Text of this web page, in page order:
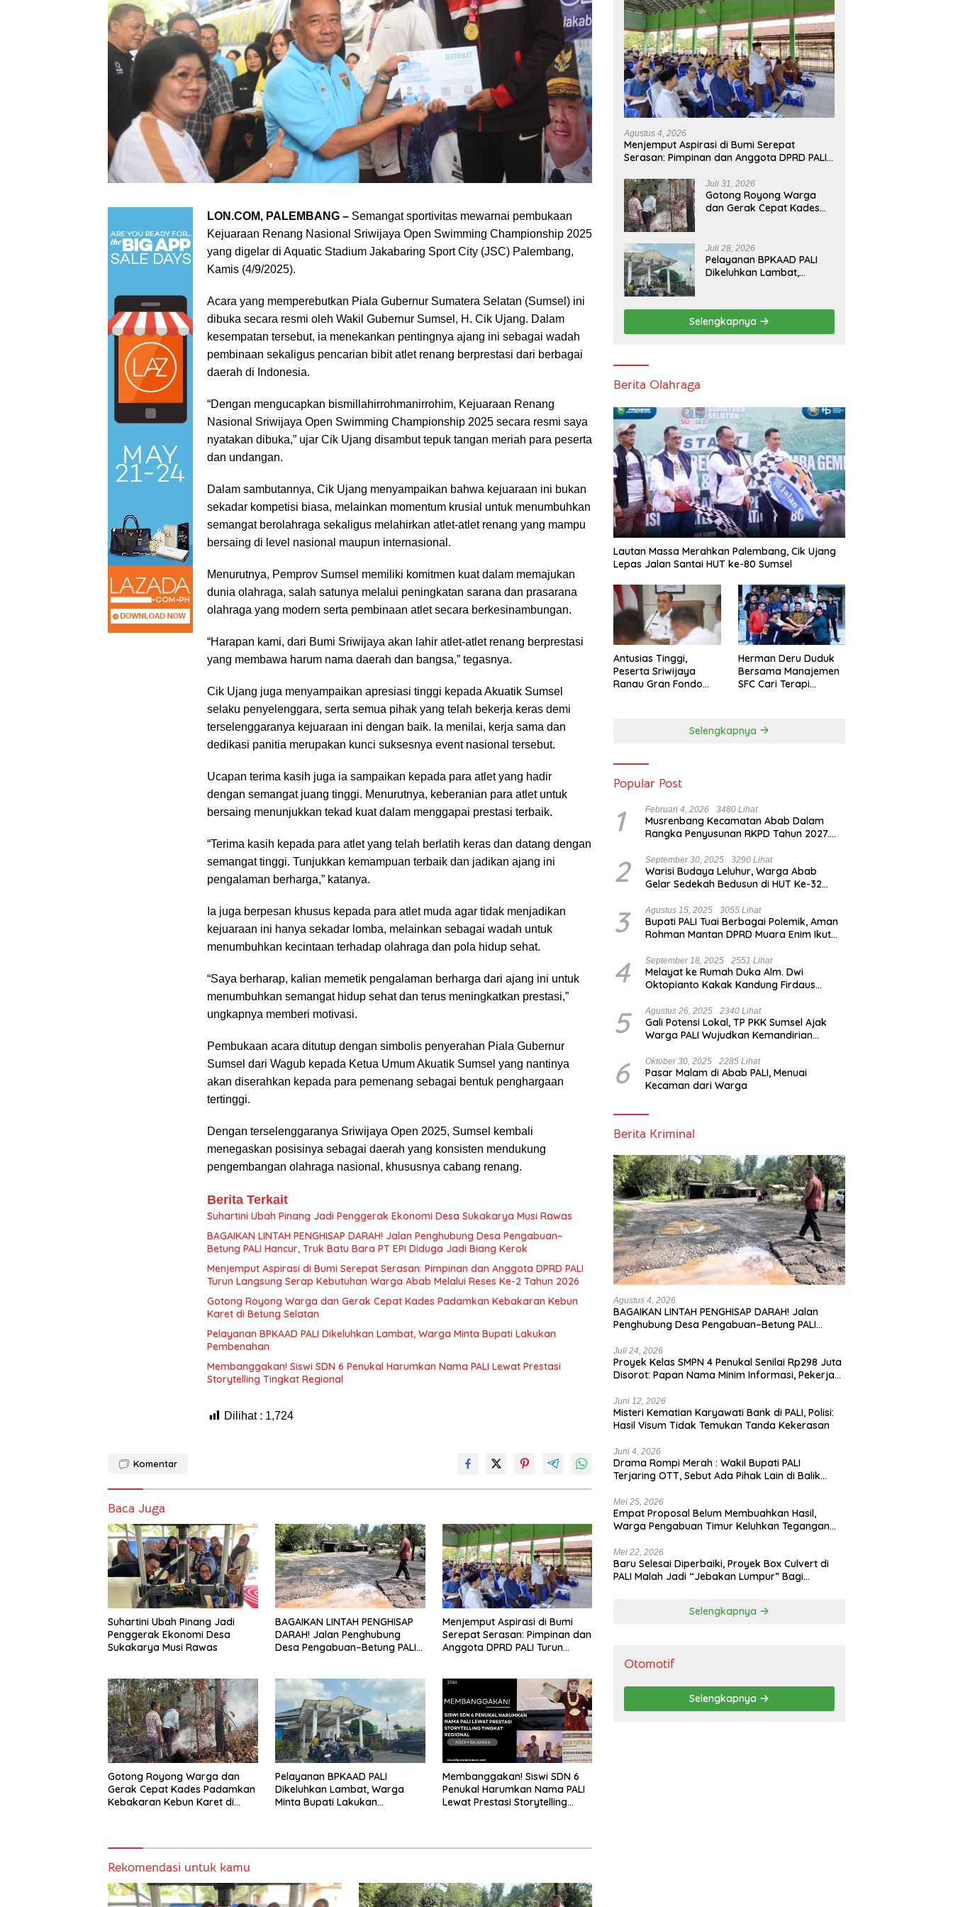
LON.COM, PALEMBANG – Semangat sportivitas mewarnai pembukaan
Kejuaraan Renang Nasional Sriwijaya Open Swimming Championship 2025
yang digelar di Aquatic Stadium Jakabaring Sport City (JSC) Palembang,
Kamis (4/9/2025).
Acara yang memperebutkan Piala Gubernur Sumatera Selatan (Sumsel) ini
dibuka secara resmi oleh Wakil Gubernur Sumsel, H. Cik Ujang. Dalam
kesempatan tersebut, ia menekankan pentingnya ajang ini sebagai wadah
pembinaan sekaligus pencarian bibit atlet renang berprestasi dari berbagai
daerah di Indonesia.
“Dengan mengucapkan bismillahirrohmanirrohim, Kejuaraan Renang
Nasional Sriwijaya Open Swimming Championship 2025 secara resmi saya
nyatakan dibuka,” ujar Cik Ujang disambut tepuk tangan meriah para peserta
dan undangan.
Dalam sambutannya, Cik Ujang menyampaikan bahwa kejuaraan ini bukan
sekadar kompetisi biasa, melainkan momentum krusial untuk menumbuhkan
semangat berolahraga sekaligus melahirkan atlet-atlet renang yang mampu
bersaing di level nasional maupun internasional.
Menurutnya, Pemprov Sumsel memiliki komitmen kuat dalam memajukan
dunia olahraga, salah satunya melalui peningkatan sarana dan prasarana
olahraga yang modern serta pembinaan atlet secara berkesinambungan.
“Harapan kami, dari Bumi Sriwijaya akan lahir atlet-atlet renang berprestasi
yang membawa harum nama daerah dan bangsa,” tegasnya.
Cik Ujang juga menyampaikan apresiasi tinggi kepada Akuatik Sumsel
selaku penyelenggara, serta semua pihak yang telah bekerja keras demi
terselenggaranya kejuaraan ini dengan baik. Ia menilai, kerja sama dan
dedikasi panitia merupakan kunci suksesnya event nasional tersebut.
Ucapan terima kasih juga ia sampaikan kepada para atlet yang hadir
dengan semangat juang tinggi. Menurutnya, keberanian para atlet untuk
bersaing menunjukkan tekad kuat dalam menggapai prestasi terbaik.
“Terima kasih kepada para atlet yang telah berlatih keras dan datang dengan
semangat tinggi. Tunjukkan kemampuan terbaik dan jadikan ajang ini
pengalaman berharga,” katanya.
Ia juga berpesan khusus kepada para atlet muda agar tidak menjadikan
kejuaraan ini hanya sekadar lomba, melainkan sebagai wadah untuk
menumbuhkan kecintaan terhadap olahraga dan pola hidup sehat.
“Saya berharap, kalian memetik pengalaman berharga dari ajang ini untuk
menumbuhkan semangat hidup sehat dan terus meningkatkan prestasi,”
ungkapnya memberi motivasi.
Pembukaan acara ditutup dengan simbolis penyerahan Piala Gubernur
Sumsel dari Wagub kepada Ketua Umum Akuatik Sumsel yang nantinya
akan diserahkan kepada para pemenang sebagai bentuk penghargaan
tertinggi.
Dengan terselenggaranya Sriwijaya Open 2025, Sumsel kembali
menegaskan posisinya sebagai daerah yang konsisten mendukung
pengembangan olahraga nasional, khususnya cabang renang.
Berita Terkait
Suhartini Ubah Pinang Jadi Penggerak Ekonomi Desa Sukakarya Musi Rawas
BAGAIKAN LINTAH PENGHISAP DARAH! Jalan Penghubung Desa Pengabuan–
Betung PALI Hancur, Truk Batu Bara PT EPI Diduga Jadi Biang Kerok
Menjemput Aspirasi di Bumi Serepat Serasan: Pimpinan dan Anggota DPRD PALI
Turun Langsung Serap Kebutuhan Warga Abab Melalui Reses Ke-2 Tahun 2026
Gotong Royong Warga dan Gerak Cepat Kades Padamkan Kebakaran Kebun
Karet di Betung Selatan
Pelayanan BPKAAD PALI Dikeluhkan Lambat, Warga Minta Bupati Lakukan
Pembenahan
Membanggakan! Siswi SDN 6 Penukal Harumkan Nama PALI Lewat Prestasi
Storytelling Tingkat Regional
Dilihat : 1,724
Komentar
Baca Juga
Suhartini Ubah Pinang Jadi
Penggerak Ekonomi Desa
Sukakarya Musi Rawas
BAGAIKAN LINTAH PENGHISAP
DARAH! Jalan Penghubung
Desa Pengabuan–Betung PALI
Menjemput Aspirasi di Bumi
Serepat Serasan: Pimpinan dan
Anggota DPRD PALI Turun
2 Tahun 2026
Gotong Royong Warga dan
Gerak Cepat Kades Padamkan
Kebakaran Kebun Karet di
Pelayanan BPKAAD PALI
Dikeluhkan Lambat, Warga
Minta Bupati Lakukan
Membanggakan! Siswi SDN 6
Penukal Harumkan Nama PALI
Lewat Prestasi Storytelling
Rekomendasi untuk kamu
Agustus 4, 2026
Menjemput Aspirasi di Bumi Serepat
Serasan: Pimpinan dan Anggota DPRD PALI
Abab Melalui Reses Ke-2 Tahun 2026
Juli 31, 2026
Gotong Royong Warga
dan Gerak Cepat Kades
Selatan
Juli 28, 2026
Pelayanan BPKAAD PALI
Dikeluhkan Lambat,
Selengkapnya
Berita Olahraga
Lautan Massa Merahkan Palembang, Cik Ujang
Lepas Jalan Santai HUT ke-80 Sumsel
Antusias Tinggi,
Peserta Sriwijaya
Ranau Gran Fondo
Herman Deru Duduk
Bersama Manajemen
SFC Cari Terapi
Selengkapnya
Popular Post
1 Februari 4, 2026 3480 Lihat
Musrenbang Kecamatan Abab Dalam
Rangka Penyusunan RKPD Tahun 2027.
Strategis
2 September 30, 2025 3290 Lihat
Warisi Budaya Leluhur, Warga Abab
Gelar Sedekah Bedusun di HUT Ke-32
3 Agustus 15, 2025 3055 Lihat
Bupati PALI Tuai Berbagai Polemik, Aman
Rohman Mantan DPRD Muara Enim Ikut
4 September 18, 2025 2551 Lihat
Melayat ke Rumah Duka Alm. Dwi
Oktopianto Kakak Kandung Firdaus
Turut Berduka Cita.
5 Agustus 26, 2025 2340 Lihat
Gali Potensi Lokal, TP PKK Sumsel Ajak
Warga PALI Wujudkan Kemandirian
6 Oktober 30, 2025 2285 Lihat
Pasar Malam di Abab PALI, Menuai
Kecaman dari Warga
Berita Kriminal
Agustus 4, 2026
BAGAIKAN LINTAH PENGHISAP DARAH! Jalan
Penghubung Desa Pengabuan–Betung PALI
Biang Kerok
Juli 24, 2026
Proyek Kelas SMPN 4 Penukal Senilai Rp298 Juta
Disorot: Papan Nama Minim Informasi, Pekerja
Juni 12, 2026
Misteri Kematian Karyawati Bank di PALI, Polisi:
Hasil Visum Tidak Temukan Tanda Kekerasan
Juni 4, 2026
Drama Rompi Merah : Wakil Bupati PALI
Terjaring OTT, Sebut Ada Pihak Lain di Balik
Mei 25, 2026
Empat Proposal Belum Membuahkan Hasil,
Warga Pengabuan Timur Keluhkan Tegangan
Mei 22, 2026
Baru Selesai Diperbaiki, Proyek Box Culvert di
PALI Malah Jadi “Jebakan Lumpur” Bagi
Selengkapnya
Otomotif
Selengkapnya